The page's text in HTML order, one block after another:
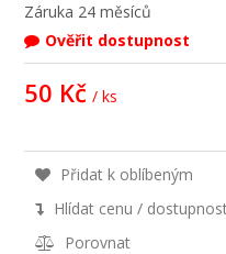
Záruka 24 měsíců
Ověřit dostupnost
50 Kč / ks
Přidat k oblíbeným
Hlídat cenu /
Porovnat